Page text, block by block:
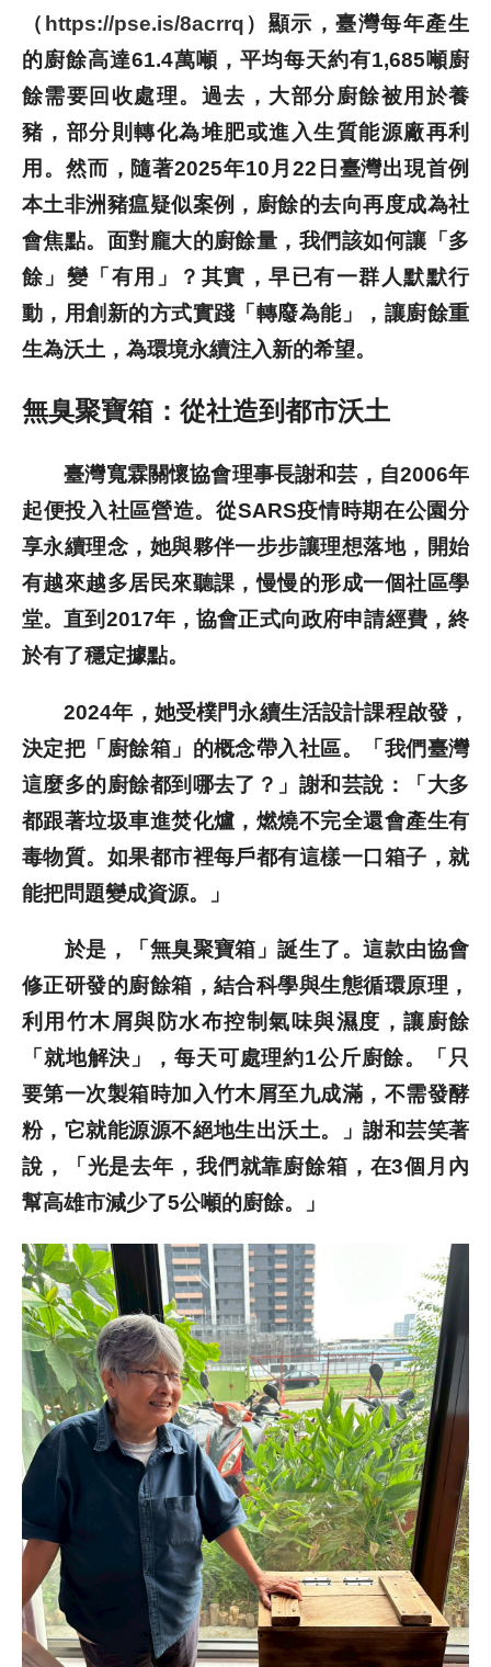
人物專訪
好書推薦
各期季刊
歷史文獻
投稿專區
（ https://pse.is/8acrrq ）顯示，臺灣每年產生
的廚餘高達61.4萬噸，平均每天約有1,685噸廚
餘需要回收處理。過去，大部分廚餘被用於養
豬，部分則轉化為堆肥或進入生質能源廠再利
用。然而，隨著2025年10月22日臺灣出現首例
本土非洲豬瘟疑似案例，廚餘的去向再度成為社
會焦點。面對龐大的廚餘量，我們該如何讓「多
餘」變「有用」？其實，早已有一群人默默行
動，用創新的方式實踐「轉廢為能」，讓廚餘重
生為沃土，為環境永續注入新的希望。
無臭聚寶箱：從社造到都市沃土
臺灣寬霖關懷協會理事長謝和芸，自2006年
起便投入社區營造。從SARS疫情時期在公園分
享永續理念，她與夥伴一步步讓理想落地，開始
有越來越多居民來聽課，慢慢的形成一個社區學
堂。直到2017年，協會正式向政府申請經費，終
於有了穩定據點。
2024年，她受樸門永續生活設計課程啟發，
決定把「廚餘箱」的概念帶入社區。「我們臺灣
這麼多的廚餘都到哪去了？」謝和芸說：「大多
都跟著垃圾車進焚化爐，燃燒不完全還會產生有
毒物質。如果都市裡每戶都有這樣一口箱子，就
能把問題變成資源。」
於是，「無臭聚寶箱」誕生了。這款由協會
修正研發的廚餘箱，結合科學與生態循環原理，
利用竹木屑與防水布控制氣味與濕度，讓廚餘
「就地解決」，每天可處理約1公斤廚餘。「只
要第一次製箱時加入竹木屑至九成滿，不需發酵
粉，它就能源源不絕地生出沃土。」謝和芸笑著
說，「光是去年，我們就靠廚餘箱，在3個月內
幫高雄市減少了5公噸的廚餘。」